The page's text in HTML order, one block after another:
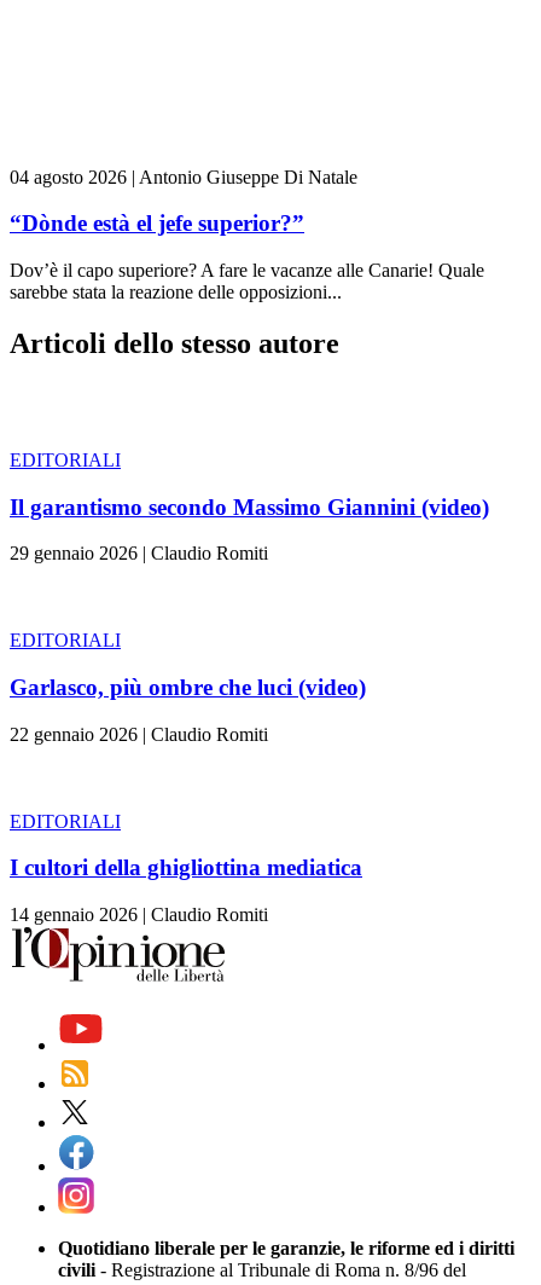
04 agosto 2026 | Antonio Giuseppe Di Natale
“Dònde està el jefe superior?”
Dov’è il capo superiore? A fare le vacanze alle Canarie! Quale
sarebbe stata la reazione delle opposizioni...
Articoli dello stesso autore
EDITORIALI
Il garantismo secondo Massimo Giannini (video)
29 gennaio 2026 | Claudio Romiti
EDITORIALI
Garlasco, più ombre che luci (video)
22 gennaio 2026 | Claudio Romiti
EDITORIALI
I cultori della ghigliottina mediatica
14 gennaio 2026 | Claudio Romiti
Quotidiano liberale per le garanzie, le riforme ed i diritti
civili - Registrazione al Tribunale di Roma n. 8/96 del